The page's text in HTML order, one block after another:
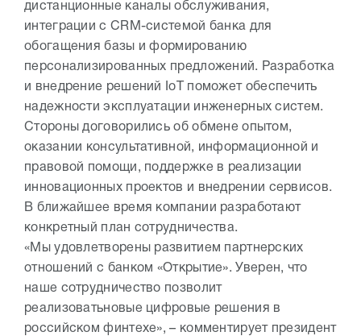
дистанционные каналы обслуживания,
интеграции с CRM-системой банка для
обогащения базы и формированию
персонализированных предложений. Разработка
и внедрение решений IoT поможет обеспечить
надежности эксплуатации инженерных систем.
Стороны договорились об обмене опытом,
оказании консультативной, информационной и
правовой помощи, поддержке в реализации
инновационных проектов и внедрении сервисов.
В ближайшее время компании разработают
конкретный план сотрудничества.
«Мы удовлетворены развитием партнерских
отношений с банком «Открытие». Уверен, что
наше сотрудничество позволит
реализоватьновые цифровые решения в
российском финтехе», – комментирует президент